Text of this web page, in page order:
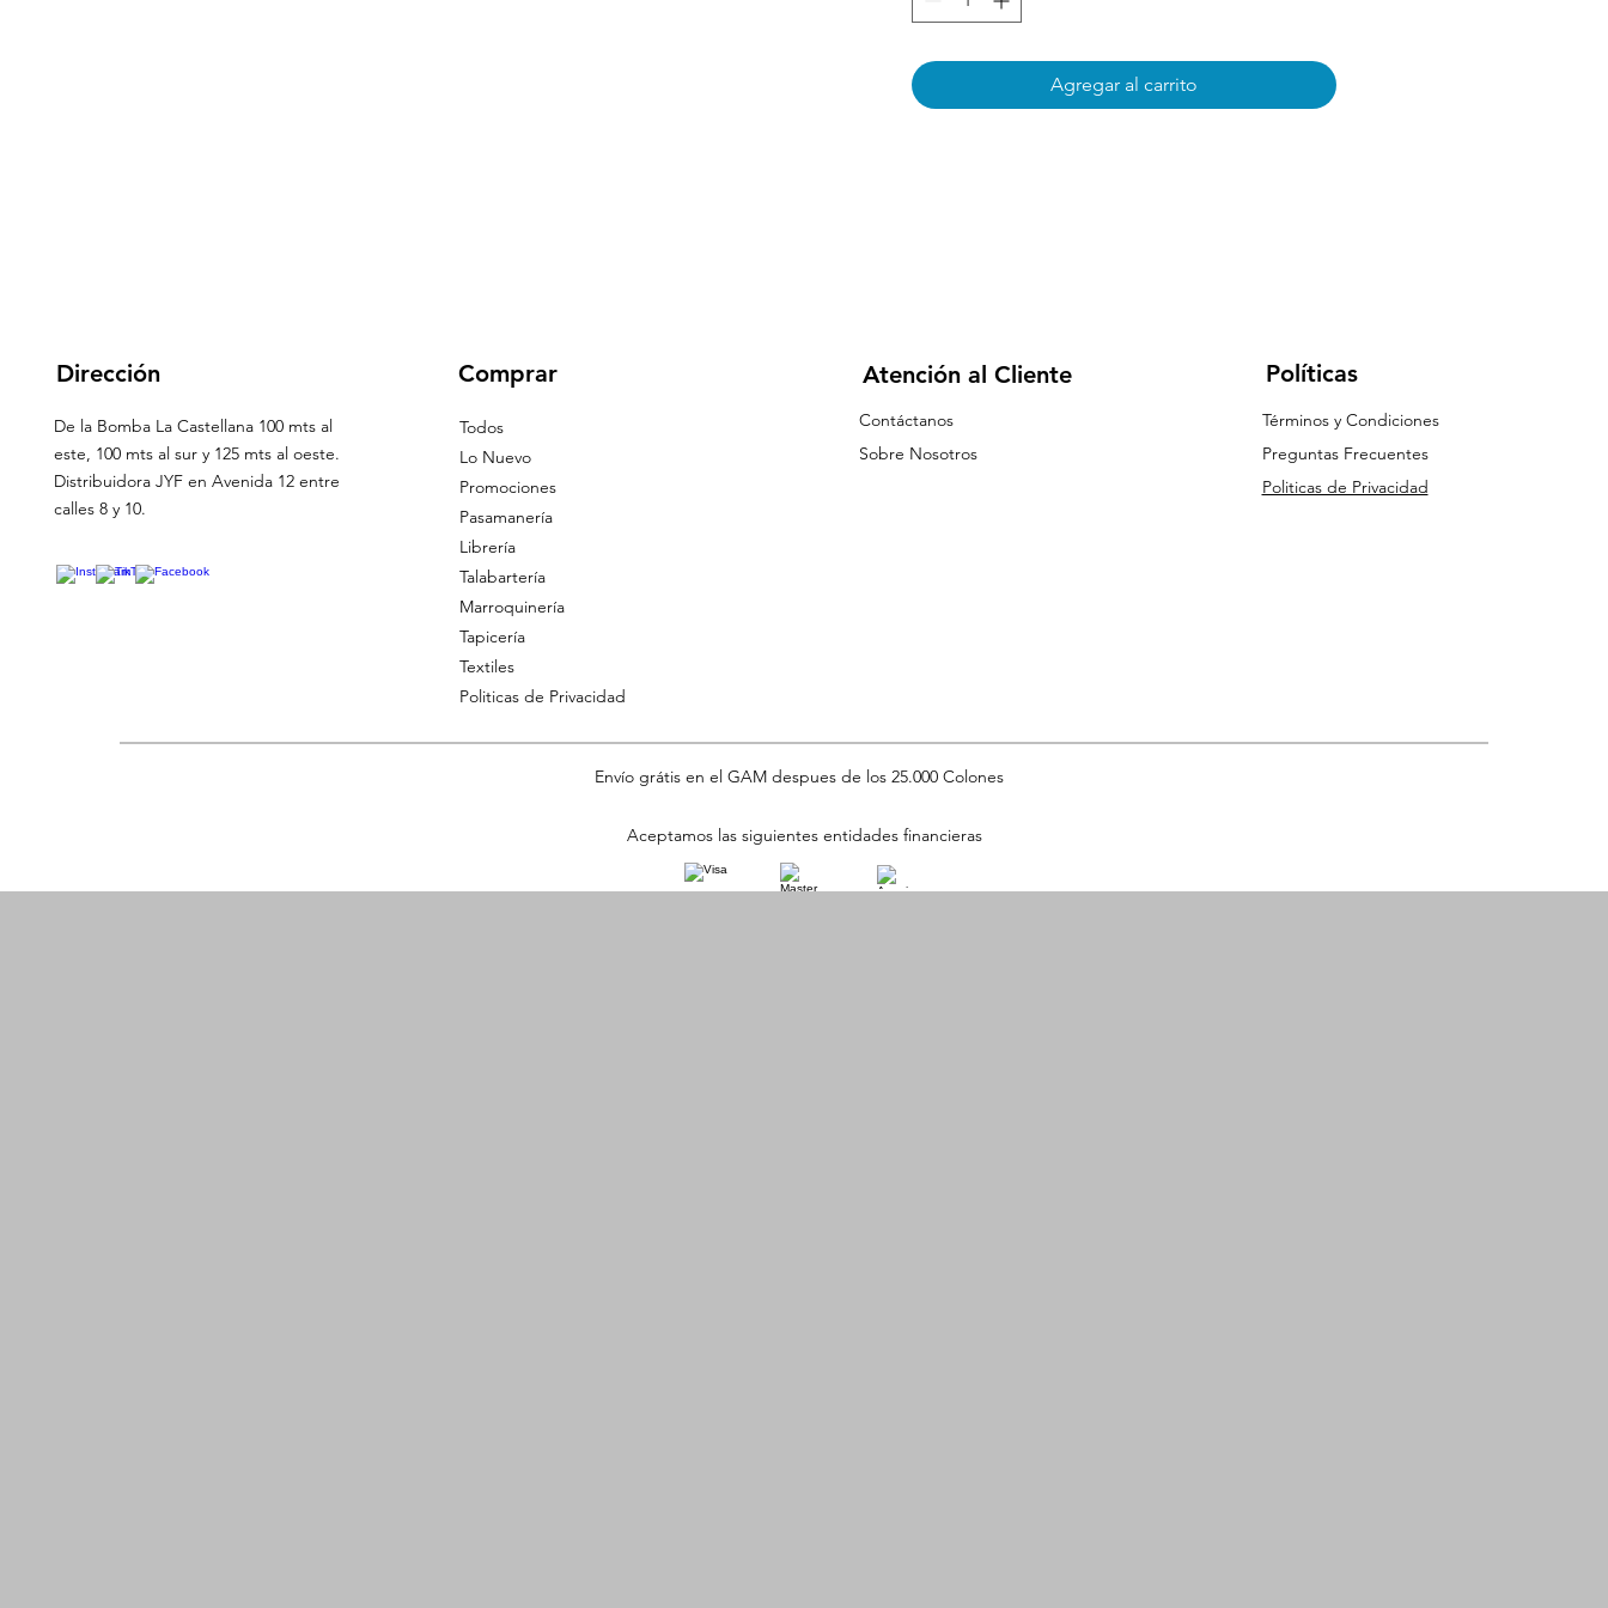
Agregar al carrito
Dirección
De la Bomba La Castellana 100 mts al
este, 100 mts al sur y 125 mts al oeste.
Distribuidora JYF en Avenida 12 entre
calles 8 y 10.
Comprar
Todos
Lo Nuevo
Promociones
Pasamanería
Librería
Talabartería
Marroquinería
Tapicería
Textiles
Politicas de Privacidad
Atención al Cliente
Contáctanos
Sobre Nosotros
Políticas
Términos y Condiciones
Preguntas Frecuentes
Politicas de Privacidad
Envío grátis en el GAM despues de los 25.000 Colones
Aceptamos las siguientes entidades financieras